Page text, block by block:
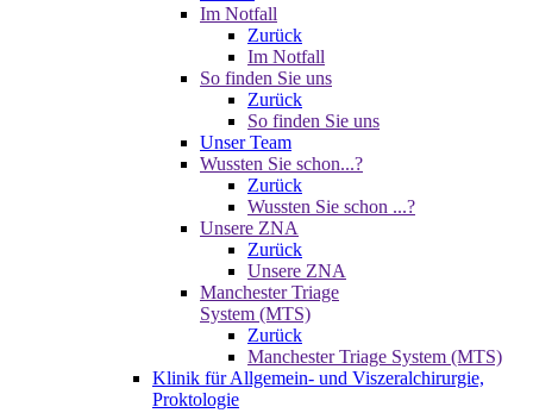
Im Notfall
Zurück
Im Notfall
So finden Sie uns
Zurück
So finden Sie uns
Unser Team
Wussten Sie schon...?
Zurück
Wussten Sie schon ...?
Unsere ZNA
Zurück
Unsere ZNA
Manchester Triage
System (MTS)
Zurück
Manchester Triage System (MTS)
Klinik für Allgemein- und Viszeralchirurgie,
Proktologie